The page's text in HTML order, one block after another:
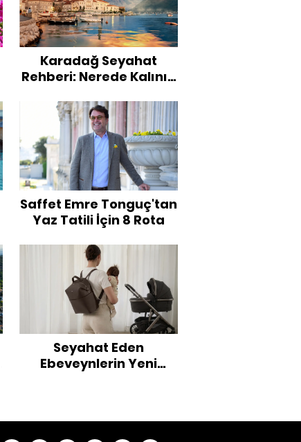
Karadağ Seyahat
Rehberi: Nerede Kalınır,
Saffet Emre Tonguç'tan
Yaz Tatili İçin 8 Rota
Seyahat Eden
Ebeveynlerin Yeni
Bakım Çantaları